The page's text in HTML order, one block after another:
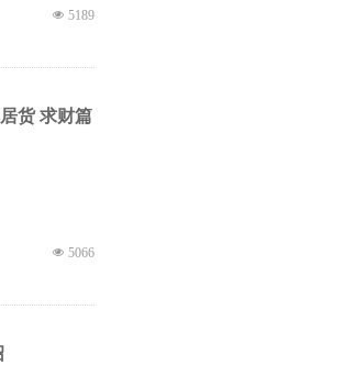
넶 5189
货 求财篇
넶 5066